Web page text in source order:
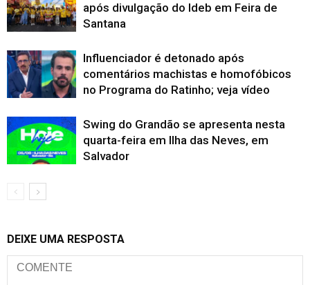
após divulgação do Ideb em Feira de
Santana
Influenciador é detonado após
comentários machistas e homofóbicos
no Programa do Ratinho; veja vídeo
Swing do Grandão se apresenta nesta
quarta-feira em Ilha das Neves, em
Salvador
DEIXE UMA RESPOSTA